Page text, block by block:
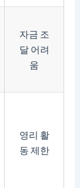
자금 조
달 어려
움
영리 활
동 제한